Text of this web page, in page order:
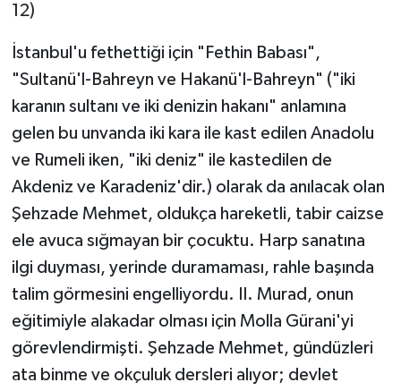
12)
İstanbul'u fethettiği için "Fethin Babası",
"Sultanü'l-Bahreyn ve Hakanü'l-Bahreyn" ("iki
karanın sultanı ve iki denizin hakanı" anlamına
gelen bu unvanda iki kara ile kast edilen Anadolu
ve Rumeli iken, "iki deniz" ile kastedilen de
Akdeniz ve Karadeniz'dir.) olarak da anılacak olan
Şehzade Mehmet, oldukça hareketli, tabir caizse
ele avuca sığmayan bir çocuktu. Harp sanatına
ilgi duyması, yerinde duramaması, rahle başında
talim görmesini engelliyordu. II. Murad, onun
eğitimiyle alakadar olması için Molla Gürani'yi
görevlendirmişti. Şehzade Mehmet, gündüzleri
ata binme ve okçuluk dersleri alıyor; devlet